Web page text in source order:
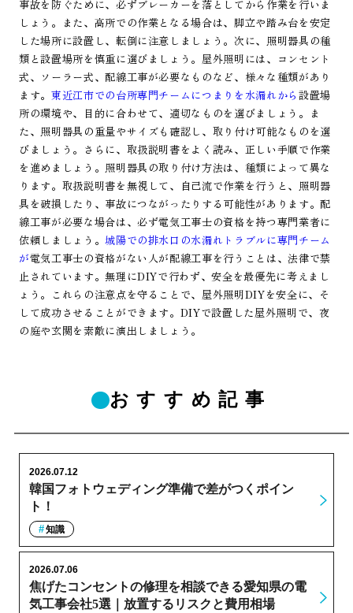
事故を防ぐために、必ずブレーカーを落としてから作業を行いま
しょう。また、高所での作業となる場合は、脚立や踏み台を安定
した場所に設置し、転倒に注意しましょう。次に、照明器具の種
類と設置場所を慎重に選びましょう。屋外照明には、コンセント
式、ソーラー式、配線工事が必要なものなど、様々な種類があり
ます。 東近江市での台所専門チームにつまりを水漏れから設置場
所の環境や、目的に合わせて、適切なものを選びましょう。ま
た、照明器具の重量やサイズも確認し、取り付け可能なものを選
びましょう。さらに、取扱説明書をよく読み、正しい手順で作業
を進めましょう。照明器具の取り付け方法は、種類によって異な
ります。取扱説明書を無視して、自己流で作業を行うと、照明器
具を破損したり、事故につながったりする可能性があります。配
線工事が必要な場合は、必ず電気工事士の資格を持つ専門業者に
依頼しましょう。城陽での排水口の水漏れトラブルに専門チーム
が電気工事士の資格がない人が配線工事を行うことは、法律で禁
止されています。無理にDIYで行わず、安全を最優先に考えまし
ょう。これらの注意点を守ることで、屋外照明DIYを安全に、そ
して成功させることができます。DIYで設置した屋外照明で、夜
の庭や玄関を素敵に演出しましょう。
おすすめ記事
韓国フォトウェディング準備で差がつくポイン
ト！
2026.07.12
知識
焦げたコンセントの修理を相談できる愛知県の電
気工事会社5選｜放置するリスクと費用相場
2026.07.06